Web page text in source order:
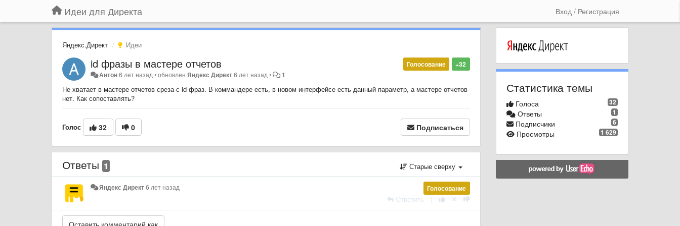
Идеи для Директа Вход / Регистрация
Яндекс.Директ Идеи
+32
Голосование
id фразы в мастере отчетов
Антон6 лет назад•обновленЯндекс Директ6 лет назад• 1
Не хватает в мастере отчетов среза с id фраз. В коммандере есть, в новом интерфейсе есть данный параметр, а мастере отчетов
нет. Как сопоставлять?
Голос 32 0 Подписаться
Ответы 1 Старые сверху
Голосование
Яндекс Директ6 лет назад
Ответить
Статистика темы
32
Голоса
1
Ответы
6
Подписчики
1 629
Просмотры